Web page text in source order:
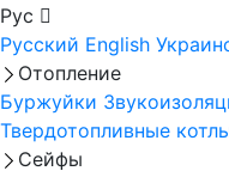
Рус
Русский English
Отопление
Буржуйки
Твердотопливные
Сейфы